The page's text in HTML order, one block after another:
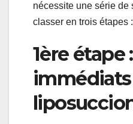
nécessite une série de
classer en trois étapes :
1ère étape